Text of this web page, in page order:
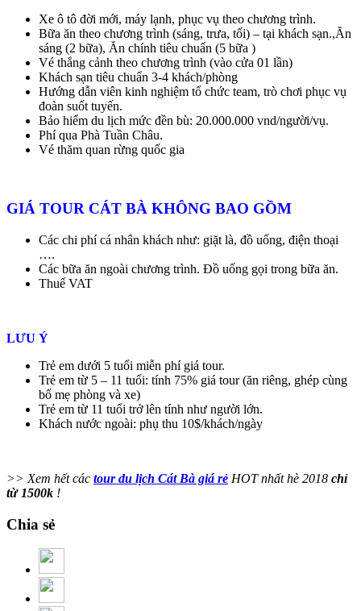
Xe ô tô đời mới, máy lạnh, phục vụ theo chương trình.
Bữa ăn theo chương trình (sáng, trưa, tối) – tại khách sạn.,Ăn
sáng (2 bữa), Ăn chính tiêu chuẩn (5 bữa )
Vé thắng cảnh theo chương trình (vào cửa 01 lần)
Khách sạn tiêu chuẩn 3-4 khách/phòng
Hướng dẫn viên kinh nghiệm tổ chức team, trò chơi phục vụ
đoàn suốt tuyến.
Bảo hiểm du lịch mức đền bù: 20.000.000 vnd/người/vụ.
Phí qua Phà Tuần Châu.
Vé thăm quan rừng quốc gia
GIÁ TOUR CÁT BÀ KHÔNG BAO GỒM
Các chi phí cá nhân khách như: giặt là, đồ uống, điện thoại
….
Các bữa ăn ngoài chương trình. Đồ uống gọi trong bữa ăn.
Thuế VAT
LƯU Ý
Trẻ em dưới 5 tuổi miễn phí giá tour.
Trẻ em từ 5 – 11 tuổi: tính 75% giá tour (ăn riêng, ghép cùng
bố mẹ phòng và xe)
Trẻ em từ 11 tuổi trở lên tính như người lớn.
Khách nước ngoài: phụ thu 10$/khách/ngày
>> Xem hết các tour du lịch Cát Bà giá rẻ HOT nhất hè 2018 chỉ
từ 1500k !
Chia sẻ